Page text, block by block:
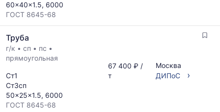
60x40x1.5, 6000
ГОСТ 8645-68
Труба
г/к • сп • пс •
прямоугольная
Ст1
Ст3сп
50x25x1.5, 6000
ГОСТ 8645-68
67 400 ₽ /
т
Москва
ДИПоС
›